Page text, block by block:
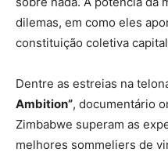
dilemas, em como eles
constituição coletiva
Dentre as estreias na
Ambition”, documentário
Zimbabwe superam as
melhores sommeliers de